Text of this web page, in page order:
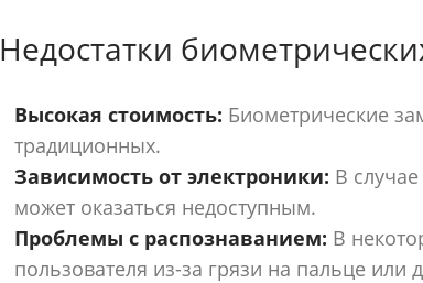
Недостатки
Высокая стоимость: Биометрические
традиционных.
Зависимость от электроники: В
может оказаться недоступным.
Проблемы с распознаванием: В
пользователя из-за грязи на пальце